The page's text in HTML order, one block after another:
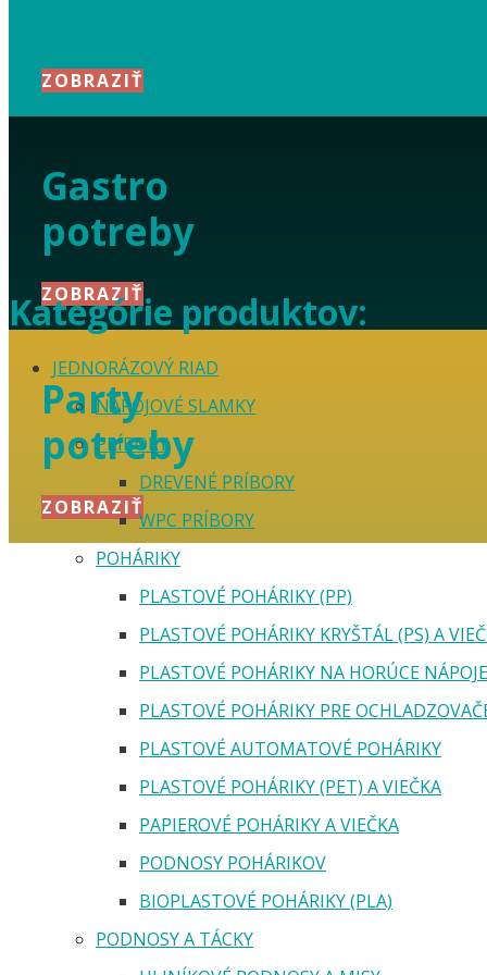
ZOBRAZIŤ
Gastro
potreby
ZOBRAZIŤ
Party
potreby
ZOBRAZIŤ
Kategórie produktov:
JEDNORÁZOVÝ RIAD
NÁPOJOVÉ SLAMKY
PRÍBORY
DREVENÉ PRÍBORY
WPC PRÍBORY
POHÁRIKY
PLASTOVÉ POHÁRIKY (PP)
PLASTOVÉ POHÁRIKY KRYŠTÁL (PS) A
PLASTOVÉ POHÁRIKY NA HORÚCE NÁPOJE
PLASTOVÉ POHÁRIKY PRE
PLASTOVÉ AUTOMATOVÉ POHÁRIKY
PLASTOVÉ POHÁRIKY (PET) A VIEČKA
PAPIEROVÉ POHÁRIKY A VIEČKA
PODNOSY POHÁRIKOV
BIOPLASTOVÉ POHÁRIKY (PLA)
PODNOSY A TÁCKY